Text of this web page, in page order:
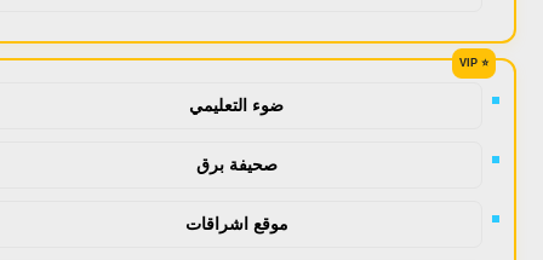
ضوء التعليمي
صحيفة برق
موقع اشراقات